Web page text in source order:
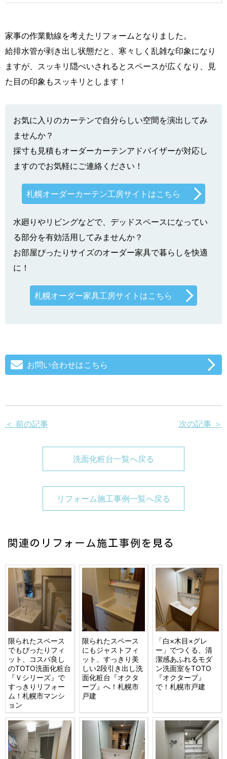
家事の作業動線を考えたリフォームとなりました。
給排水管が剥き出し状態だと、寒々しく乱雑な印象になり
ますが、スッキリ隠ぺいされるとスペースが広くなり、見
た目の印象もスッキリとします！
お気に入りのカーテンで自分らしい空間を演出してみ
ませんか？
採寸も見積もオーダーカーテンアドバイザーが対応し
ますのでお気軽にご連絡ください！
札幌オーダーカーテン工房サイトはこちら
水廻りやリビングなどで、デッドスペースになってい
る部分を有効活用してみませんか？
お部屋ぴったりサイズのオーダー家具で暮らしを快適
に！
札幌オーダー家具工房サイトはこちら
お問い合わせはこちら
＜ 前の記事 次の記事 ＞
洗面化粧台一覧へ戻る
リフォーム施工事例一覧へ戻る
関連のリフォーム施工事例を見る
限られたスペース
でもぴったりフィ
ット、コスパ良し
のTOTO洗面化粧台
『Ｖシリーズ』で
すっきりリフォー
ム！札幌市マンシ
ョン
限られたスペース
にもジャストフィ
ット、すっきり美
しい2段引き出し洗
面化粧台『オクタ
ーブ』へ！札幌市
戸建
「白×木目×グレ
ー」でつくる、清
潔感あふれるモダ
ン洗面室をTOTO
『オクターブ』
で！札幌市戸建